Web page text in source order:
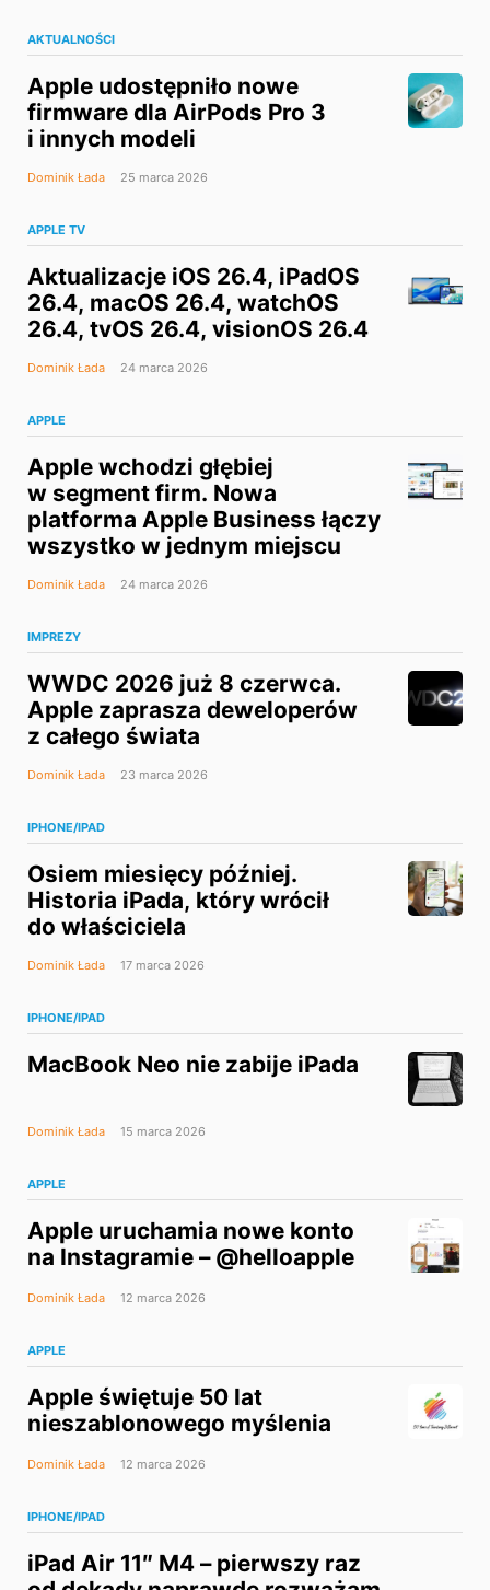
AKTUALNOŚCI
Apple udostępniło nowe
firmware dla AirPods Pro 3
i innych modeli
Dominik Łada 25 marca 2026
APPLE TV
Aktualizacje iOS 26.4, iPadOS
26.4, macOS 26.4, watchOS
26.4, tvOS 26.4, visionOS 26.4
Dominik Łada 24 marca 2026
APPLE
Apple wchodzi głębiej
w segment firm. Nowa
platforma Apple Business łączy
wszystko w jednym miejscu
Dominik Łada 24 marca 2026
IMPREZY
WWDC 2026 już 8 czerwca.
Apple zaprasza deweloperów
z całego świata
Dominik Łada 23 marca 2026
IPHONE/IPAD
Osiem miesięcy później.
Historia iPada, który wrócił
do właściciela
Dominik Łada 17 marca 2026
IPHONE/IPAD
MacBook Neo nie zabije iPada
Dominik Łada 15 marca 2026
APPLE
Apple uruchamia nowe konto
na Instagramie – @helloapple
Dominik Łada 12 marca 2026
APPLE
Apple świętuje 50 lat
nieszablonowego myślenia
Dominik Łada 12 marca 2026
IPHONE/IPAD
iPad Air 11″ M4 – pierwszy raz